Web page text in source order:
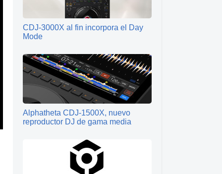
CDJ-3000X al fin incorpora el Day
Mode
Alphatheta CDJ-1500X, nuevo
reproductor DJ de gama media